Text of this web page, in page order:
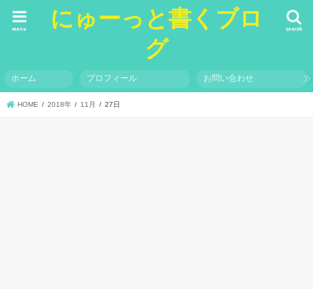
にゅーっと書くブロ
グ
search
menu
ホーム プロフィール お問い合わせ
HOME 2018年 11月 27日